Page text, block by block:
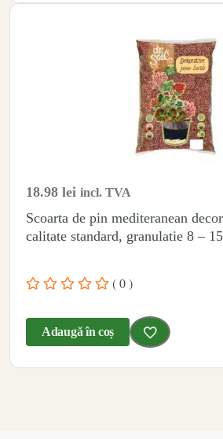
18.98 lei incl. TVA
Scoarta de pin mediteranean
calitate
( 0 )
Adaugă în coș